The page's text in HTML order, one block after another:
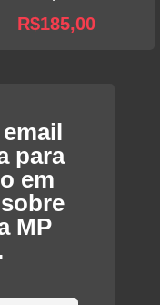
R$185,00
para
em
MP